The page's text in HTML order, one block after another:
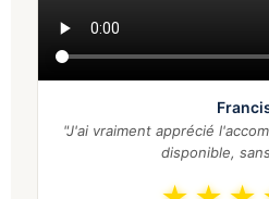
"J'ai vraiment apprécié
disponible,